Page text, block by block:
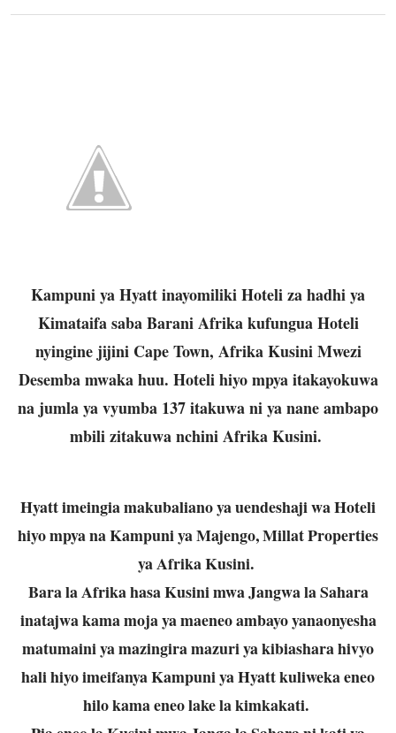
Kampuni ya Hyatt inayomiliki Hoteli za hadhi ya
Kimataifa saba Barani Afrika kufungua Hoteli
nyingine jijini Cape Town, Afrika Kusini Mwezi
Desemba mwaka huu. Hoteli hiyo mpya itakayokuwa
na jumla ya vyumba 137 itakuwa ni ya nane ambapo
mbili zitakuwa nchini Afrika Kusini.
Hyatt imeingia makubaliano ya uendeshaji wa Hoteli
hiyo mpya na Kampuni ya Majengo, Millat Properties
ya Afrika Kusini.
Bara la Afrika hasa Kusini mwa Jangwa la Sahara
inatajwa kama moja ya maeneo ambayo yanaonyesha
matumaini ya mazingira mazuri ya kibiashara hivyo
hali hiyo imeifanya Kampuni ya Hyatt kuliweka eneo
hilo kama eneo lake la kimkakati.